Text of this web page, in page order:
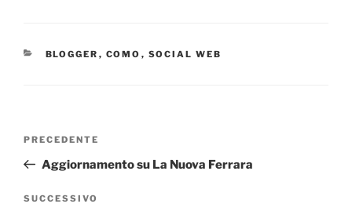
CATEGORIE
BLOGGER , COMO , SOCIAL WEB
Articolo
precedente:
PRECEDENTE
Aggiornamento su La Nuova Ferrara
Articolo
SUCCESSIVO